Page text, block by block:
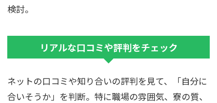
検討。
リアルな口コミや評判をチェック
ネットの口コミや知り合いの評判を見て、「自分に
合いそうか」を判断。特に職場の雰囲気、寮の質、